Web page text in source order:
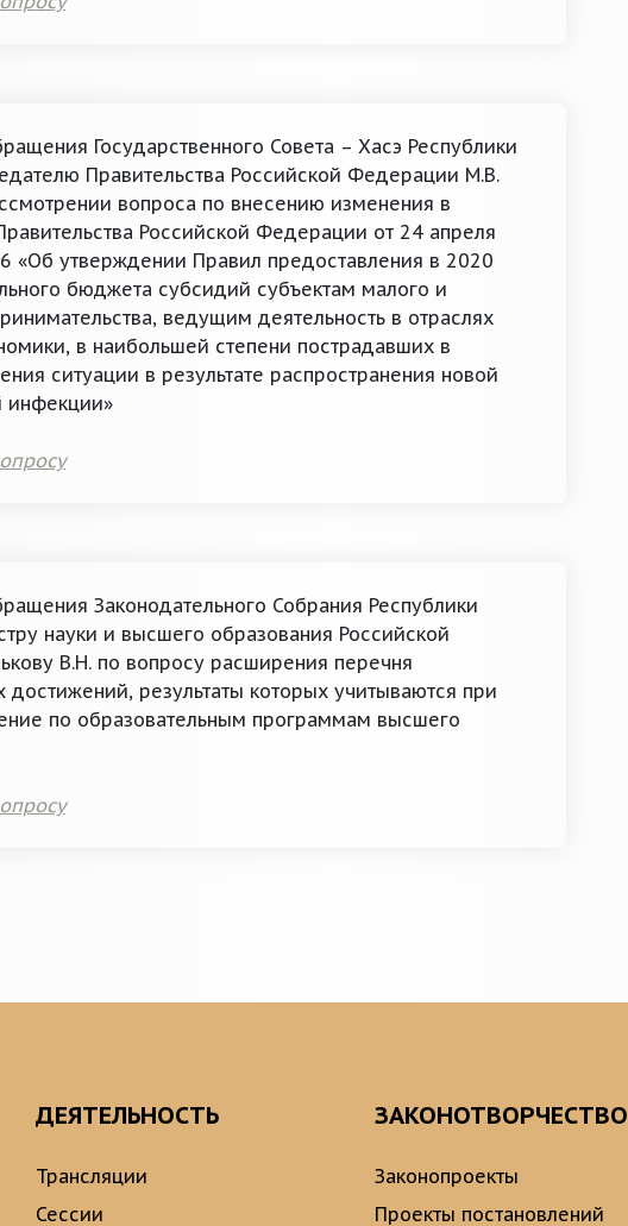
Государственного Совета – Хасэ Республики
Правительства Российской Федерации М.В.
вопроса по внесению изменения в
Российской Федерации от 24 апреля
«Об утверждении Правил предоставления в 2020
бюджета субсидий субъектам малого и
ведущим деятельность в отраслях
в наибольшей степени пострадавших в
ситуации в результате распространения новой
инфекции»
Законодательного Собрания Республики
науки и высшего образования Российской
В.Н. по вопросу расширения перечня
достижений, результаты которых учитываются при
по образовательным программам высшего
ДЕЯТЕЛЬНОСТЬ
Трансляции
Сессии
ЗАКОНОТВОРЧЕСТВО
Законопроекты
Проекты постановлений